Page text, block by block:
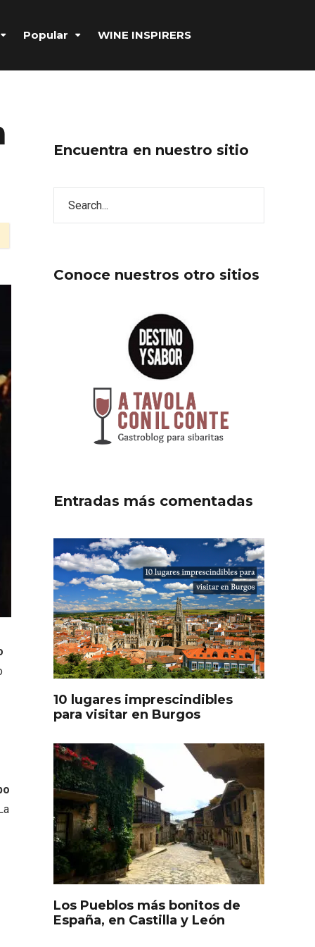
Popular WINE INSPIRERS
Encuentra en nuestro sitio
Conoce nuestros otro sitios
Entradas más comentadas
10 lugares imprescindibles
para visitar en Burgos
Los Pueblos más bonitos de
España, en Castilla y León
Recorre los fiordos leoneses
en Riaño
Feria del Vino de Toro 2026;
descubre “Otros Vinos de
Toro”